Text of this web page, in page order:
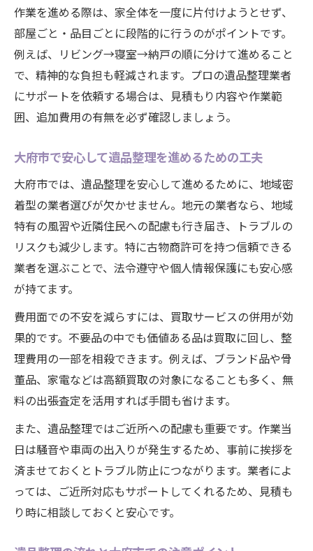
作業を進める際は、家全体を一度に片付けようとせず、
部屋ごと・品目ごとに段階的に行うのがポイントです。
例えば、リビング→寝室→納戸の順に分けて進めること
で、精神的な負担も軽減されます。プロの遺品整理業者
にサポートを依頼する場合は、見積もり内容や作業範
囲、追加費用の有無を必ず確認しましょう。
大府市で安心して遺品整理を進めるための工夫
大府市では、遺品整理を安心して進めるために、地域密
着型の業者選びが欠かせません。地元の業者なら、地域
特有の風習や近隣住民への配慮も行き届き、トラブルの
リスクも減少します。特に古物商許可を持つ信頼できる
業者を選ぶことで、法令遵守や個人情報保護にも安心感
が持てます。
費用面での不安を減らすには、買取サービスの併用が効
果的です。不要品の中でも価値ある品は買取に回し、整
理費用の一部を相殺できます。例えば、ブランド品や骨
董品、家電などは高額買取の対象になることも多く、無
料の出張査定を活用すれば手間も省けます。
また、遺品整理ではご近所への配慮も重要です。作業当
日は騒音や車両の出入りが発生するため、事前に挨拶を
済ませておくとトラブル防止につながります。業者によ
っては、ご近所対応もサポートしてくれるため、見積も
り時に相談しておくと安心です。